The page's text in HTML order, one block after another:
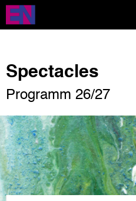
Direkt
zum
Inhalt
Spectacles
Programm 26/27